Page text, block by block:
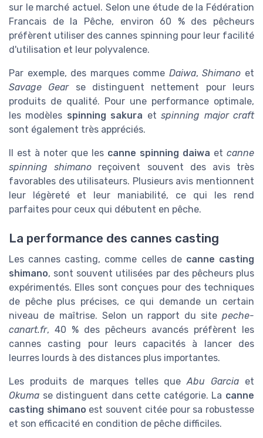
sur le marché actuel. Selon une étude de la Fédération
Francais de la Pêche, environ 60 % des pêcheurs
préfèrent utiliser des cannes spinning pour leur facilité
d'utilisation et leur polyvalence.
Par exemple, des marques comme Daiwa,Shimano et
Savage Gearse distinguent nettement pour leurs
produits de qualité. Pour une performance optimale,
les modèles spinning sakura etspinning major craft
sont également très appréciés.
Il est à noter que les canne spinning daiwa et canne
spinning shimano reçoivent souvent des avis très
favorables des utilisateurs. Plusieurs avis mentionnent
leur légèreté et leur maniabilité, ce qui les rend
parfaites pour ceux qui débutent en pêche.
La performance des cannes casting
Les cannes casting, comme celles de canne casting
shimano, sont souvent utilisées par des pêcheurs plus
expérimentés. Elles sont conçues pour des techniques
de pêche plus précises, ce qui demande un certain
niveau de maîtrise. Selon un rapport du site peche-
canart.fr, 40 % des pêcheurs avancés préfèrent les
cannes casting pour leurs capacités à lancer des
leurres lourds à des distances plus importantes.
Les produits de marques telles queAbu Garcia et
Okuma se distinguent dans cette catégorie. La canne
casting shimano est souvent citée pour sa robustesse
et son efficacité en condition de pêche difficiles.